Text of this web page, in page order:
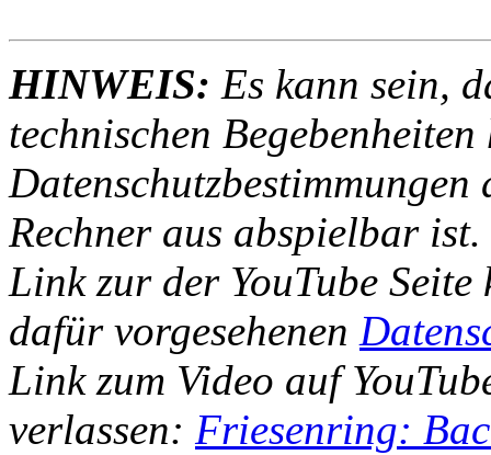
HINWEIS: Es kann sein,
technischen
Rechner aus abspielbar
Link zur der YouTube
dafür vorgesehenen
Link zum Video auf
verlassen: Friesenring: